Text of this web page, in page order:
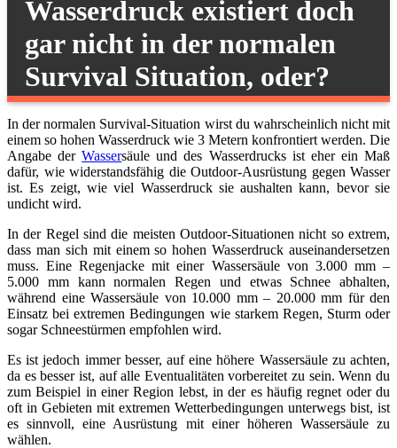
Wasserdruck existiert doch
gar nicht in der normalen
Survival Situation, oder?
In der normalen Survival-Situation wirst du wahrscheinlich nicht mit
einem so hohen Wasserdruck wie 3 Metern konfrontiert werden. Die
Angabe derWassersäule und des Wasserdrucks ist eher ein Maß
dafür, wie widerstandsfähig die Outdoor-Ausrüstung gegen Wasser
ist. Es zeigt, wie viel Wasserdruck sie aushalten kann, bevor sie
undicht wird.
In der Regel sind die meisten Outdoor-Situationen nicht so extrem,
dass man sich mit einem so hohen Wasserdruck auseinandersetzen
muss. Eine Regenjacke mit einer Wassersäule von 3.000 mm –
5.000 mm kann normalen Regen und etwas Schnee abhalten,
während eine Wassersäule von 10.000 mm – 20.000 mm für den
Einsatz bei extremen Bedingungen wie starkem Regen, Sturm oder
sogar Schneestürmen empfohlen wird.
Es ist jedoch immer besser, auf eine höhere Wassersäule zu achten,
da es besser ist, auf alle Eventualitäten vorbereitet zu sein. Wenn du
zum Beispiel in einer Region lebst, in der es häufig regnet oder du
oft in Gebieten mit extremen Wetterbedingungen unterwegs bist, ist
es sinnvoll, eine Ausrüstung mit einer höheren Wassersäule zu
wählen.